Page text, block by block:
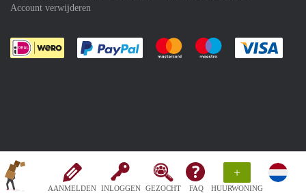
AANMELDEN INLOGGEN GEZOCHT FAQ
+
HUURWONING
Account verwijderen
Je rekent gemakkelijk af met Paypal
Je rekent gemakkelijk af met
Je rekent